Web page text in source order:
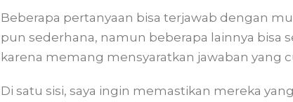
Beberapa pertanyaan bisa terjawab dengan
pun sederhana, namun beberapa lainnya bisa
karena memang mensyaratkan jawaban yang
Di satu sisi, saya ingin memastikan mereka